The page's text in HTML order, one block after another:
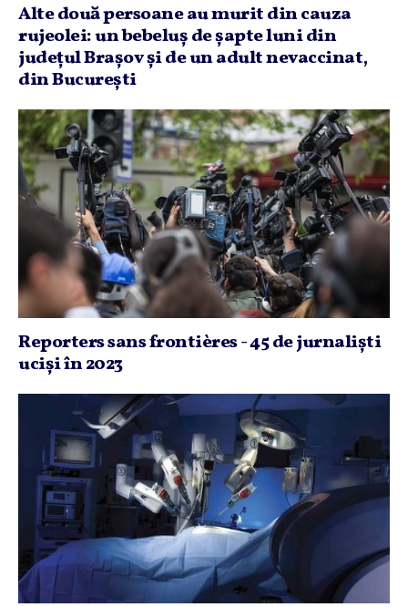
Alte două persoane au murit din cauza
rujeolei: un bebeluş de şapte luni din
judeţul Braşov şi de un adult nevaccinat,
din Bucureşti
Reporters sans frontières - 45 de jurnalişti
ucişi în 2023